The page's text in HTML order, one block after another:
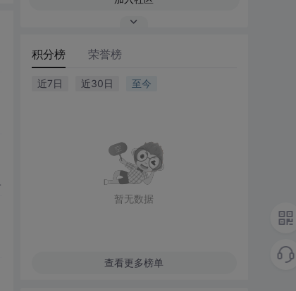
积分榜 荣誉榜
近7日 近30日 至今
暂无数据
查看更多榜单